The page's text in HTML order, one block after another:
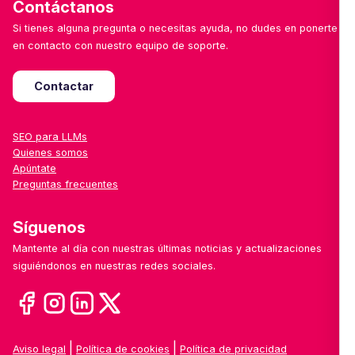
Contáctanos
Si tienes alguna pregunta o necesitas ayuda, no dudes en ponerte
en contacto con nuestro equipo de soporte.
Contactar
SEO para LLMs
Quienes somos
Apúntate
Preguntas frecuentes
Síguenos
Mantente al día con nuestras últimas noticias y actualizaciones
siguiéndonos en nuestras redes sociales.
Aviso legal Política de cookies Política de privacidad